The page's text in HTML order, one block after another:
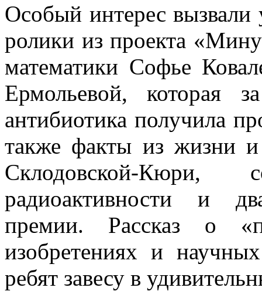
Особый интерес вызвали
ролики из проекта
математики Софье
Ермольевой, которая
антибиотика получила
также факты из жизни
Склодовской-Кюри,
радиоактивности и
премии. Рассказ о
изобретениях и
ребят завесу в